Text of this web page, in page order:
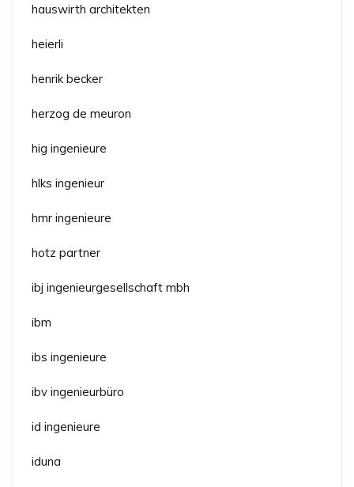
hauswirth architekten
heierli
henrik becker
herzog de meuron
hig ingenieure
hlks ingenieur
hmr ingenieure
hotz partner
ibj ingenieurgesellschaft mbh
ibm
ibs ingenieure
ibv ingenieurbüro
id ingenieure
iduna